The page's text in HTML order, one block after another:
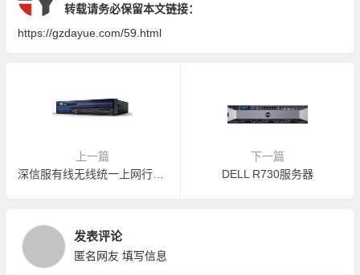
转载请务必保留本文链接：
https://gzdayue.com/59.html
上一篇
深信服有线无线统一上网行为管理
下一篇
DELL R730服务器
发表评论
匿名网友 填写信息